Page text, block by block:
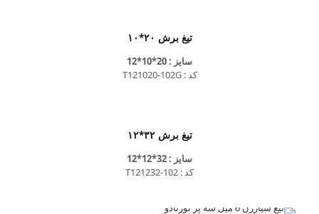
تیغ برش ۲۰*۱۰
سایز : 20*10*12
کد : T121020-102G
تیغ برش ۳۲*۱۲
سایز : 32*12*12
کد : T121232-102